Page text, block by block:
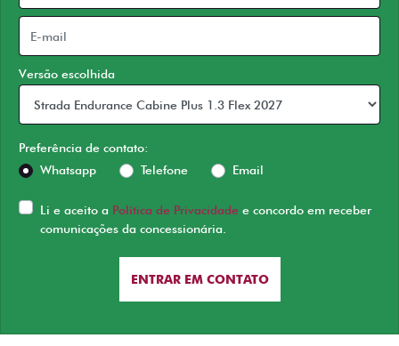
Versão escolhida
Preferência de contato:
Whatsapp
Telefone Email
Li e aceito a Política de Privacidade e concordo em receber
comunicações da concessionária.
ENTRAR EM CONTATO